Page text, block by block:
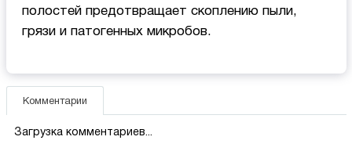
полостей предотвращает скоплению пыли,
грязи и патогенных микробов.
Комментарии
Загрузка комментариев...